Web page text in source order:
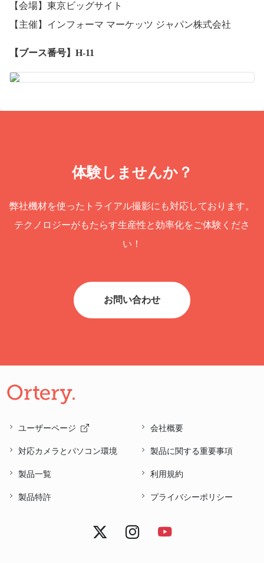
【会場】東京ビッグサイト
【主催】インフォーマ マーケッツ ジャパン株式会社
【ブース番号】H-11
体験しませんか？
弊社機材を使ったトライアル撮影にも対応しております。
テクノロジーがもたらす生産性と効率化をご体験くださ
い！
お問い合わせ
ユーザーページ
対応カメラとパソコン環境
製品一覧
製品特許
会社概要
製品に関する重要事項
利用規約
プライバシーポリシー